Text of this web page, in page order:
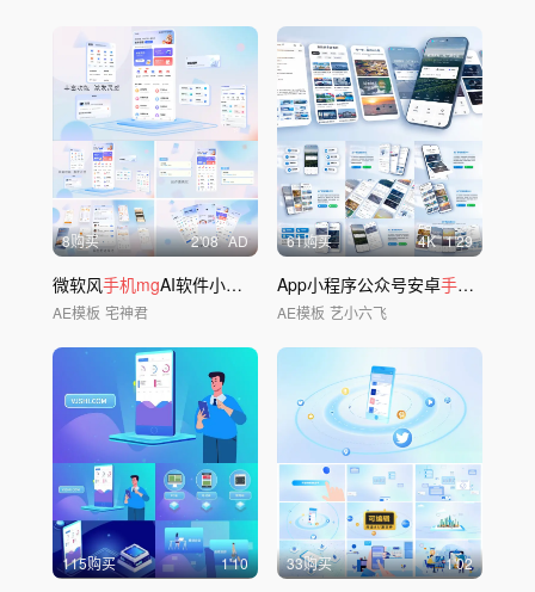
8购买 2'08 AD
微软风手机mgAI软件小程序展示模板
AE模板 宅神君
61购买 4K 1'29
App小程序公众号安卓手机
AE模板 艺小六飞
115购买 1'10 33购买 1'02